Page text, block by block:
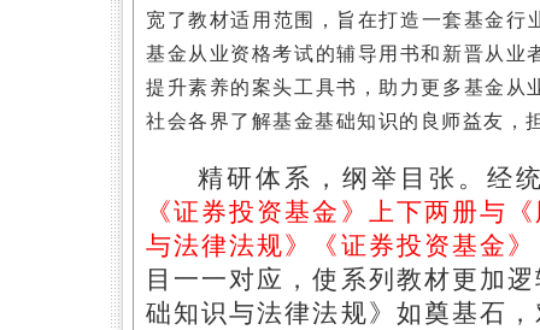
宽了教材适用范围，旨在打造一套基金行
基金从业资格考试的辅导用书和新晋从业
提升素养的案头工具书，助力更多基金从
社会各界了解基金基础知识的良师益友，
精研体系，纲举目张。经
《证券投资基金》上下两册与
与法律法规》《证券投资基金
目一一对应，使系列教材更加
础知识与法律法规》如奠基石